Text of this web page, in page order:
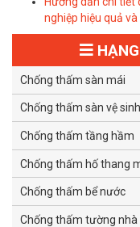
nghiệp hiệu quả
Chống thấm sàn mái
Chống thấm sàn vệ sinh
Chống thấm tầng hầm
Chống thấm hố thang
Chống thấm bể nước
Chống thấm tường nhà